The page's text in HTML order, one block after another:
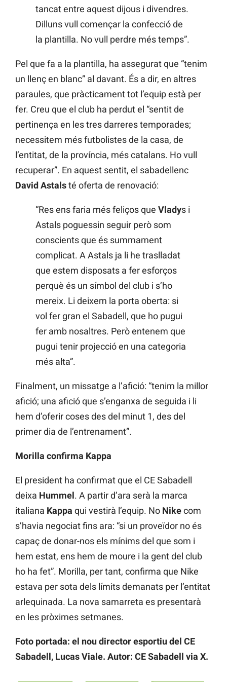
tancat entre aquest dijous i divendres.
Dilluns vull començar la confecció de
la plantilla. No vull perdre més temps”.
Pel que fa a la plantilla, ha assegurat que “tenim
un llenç en blanc” al davant. És a dir, en altres
paraules, que pràcticament tot l’equip està per
fer. Creu que el club ha perdut el “sentit de
pertinença en les tres darreres temporades;
necessitem més futbolistes de la casa, de
l’entitat, de la província, més catalans. Ho vull
recuperar”. En aquest sentit, el sabadellenc
David Astalsté oferta de renovació:
“Res ens faria més feliços que Vladys i
Astals poguessin seguir però som
conscients que és summament
complicat. A Astals ja li he traslladat
que estem disposats a fer esforços
perquè és un símbol del club i s’ho
mereix. Li deixem la porta oberta: si
vol fer gran el Sabadell, que ho pugui
fer amb nosaltres. Però entenem que
pugui tenir projecció en una categoria
més alta”.
Finalment, un missatge a l’afició: “tenim la millor
afició; una afició que s’enganxa de seguida i li
hem d’oferir coses des del minut 1, des del
primer dia de l’entrenament”.
Morilla confirma Kappa
El president ha confirmat que el CE Sabadell
deixa Hummel. A partir d’ara serà la marca
italiana Kappa qui vestirà l’equip. No Nikecom
s’havia negociat fins ara: “si un proveïdor no és
capaç de donar-nos els mínims del que som i
hem estat, ens hem de moure i la gent del club
ho ha fet”. Morilla, per tant, confirma que Nike
estava per sota dels límits demanats per l’entitat
arlequinada. La nova samarreta es presentarà
en les pròximes setmanes.
Foto portada: el nou director esportiu del CE
Sabadell, Lucas Viale. Autor: CE Sabadell via X.